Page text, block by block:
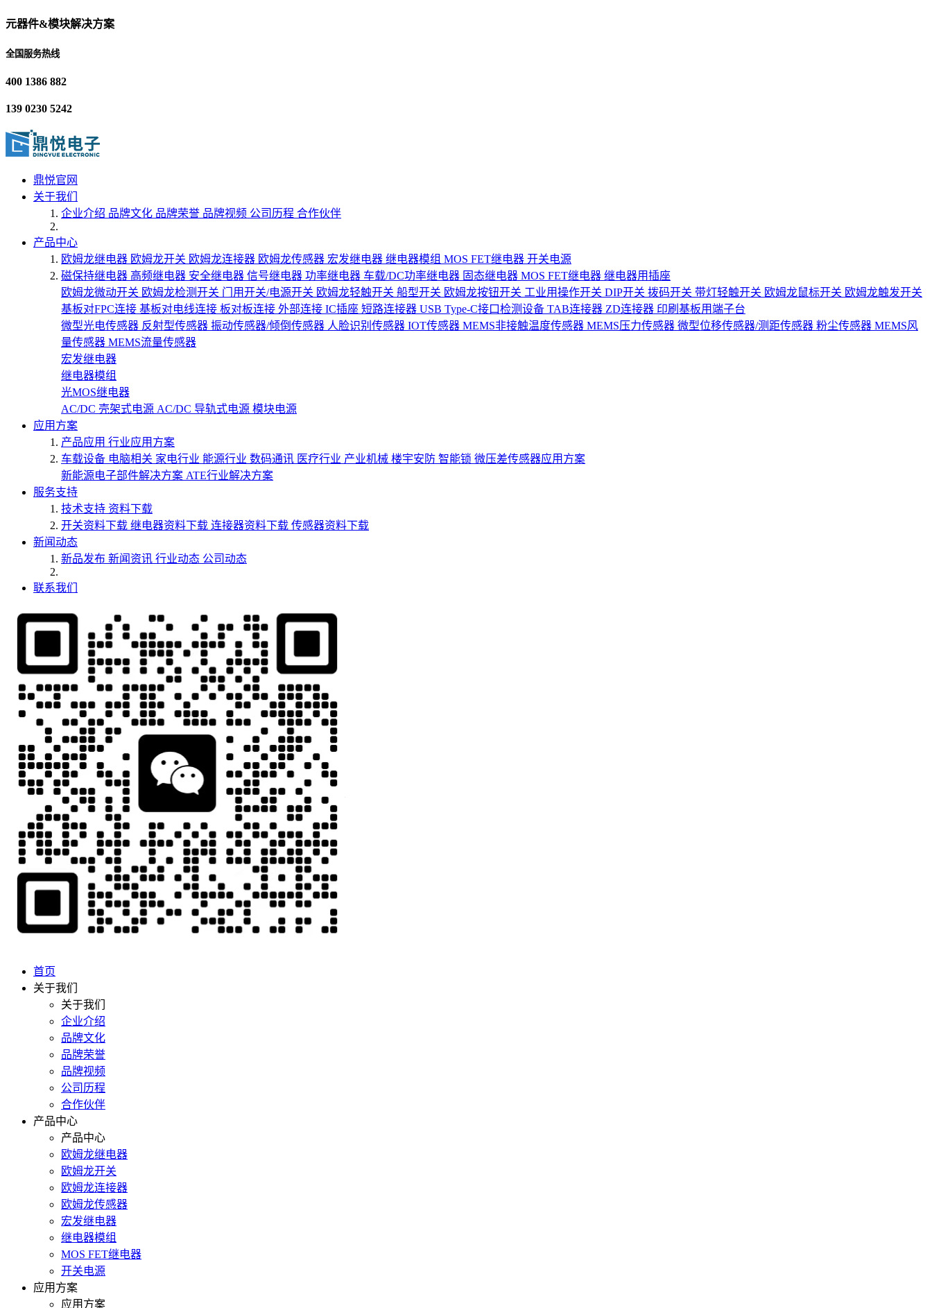
元器件&模块解决方案
全国服务热线
400 1386 882
139 0230 5242
鼎悦官网
关于我们
企业介绍 品牌文化 品牌荣誉 品牌视频 公司历程 合作伙伴
产品中心
欧姆龙继电器 欧姆龙开关 欧姆龙连接器 欧姆龙传感器 宏发继电器 继电器模组 MOS FET继电器 开关电源
磁保持继电器 高频继电器 安全继电器 信号继电器 功率继电器 车载/DC功率继电器 固态继电器 MOS FET继电器 继电器用插座
欧姆龙微动开关 欧姆龙检测开关 门用开关/电源开关 欧姆龙轻触开关 船型开关 欧姆龙按钮开关 工业用操作开关 DIP开关 拨码开关 带灯轻触开关 欧姆龙鼠标开关 欧姆龙触发开关
基板对FPC连接 基板对电线连接 板对板连接 外部连接 IC插座 短路连接器 USB Type-C接口检测设备 TAB连接器 ZD连接器 印刷基板用端子台
微型光电传感器 反射型传感器 振动传感器/倾倒传感器 人脸识别传感器 IOT传感器 MEMS非接触温度传感器 MEMS压力传感器 微型位移传感器/测距传感器 粉尘传感器 MEMS风
量传感器 MEMS流量传感器
宏发继电器
继电器模组
光MOS继电器
AC/DC 壳架式电源 AC/DC 导轨式电源 模块电源
应用方案
产品应用 行业应用方案
车载设备 电脑相关 家电行业 能源行业 数码通讯 医疗行业 产业机械 楼宇安防 智能锁 微压差传感器应用方案
新能源电子部件解决方案 ATE行业解决方案
服务支持
技术支持 资料下载
开关资料下载 继电器资料下载 连接器资料下载 传感器资料下载
新闻动态
新品发布 新闻资讯 行业动态 公司动态
联系我们
首页
关于我们
关于我们
企业介绍
品牌文化
品牌荣誉
品牌视频
公司历程
合作伙伴
产品中心
产品中心
欧姆龙继电器
欧姆龙开关
欧姆龙连接器
欧姆龙传感器
宏发继电器
继电器模组
MOS FET继电器
开关电源
应用方案
应用方案